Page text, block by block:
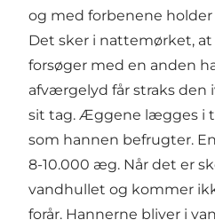
og med forbenene
Det sker i nattemørket,
forsøger med en anden
afværgelyd får straks den
sit tag. Æggene lægges i
som hannen befrugter.
8-10.000 æg. Når det er
vandhullet og kommer
forår. Hannerne bliver i